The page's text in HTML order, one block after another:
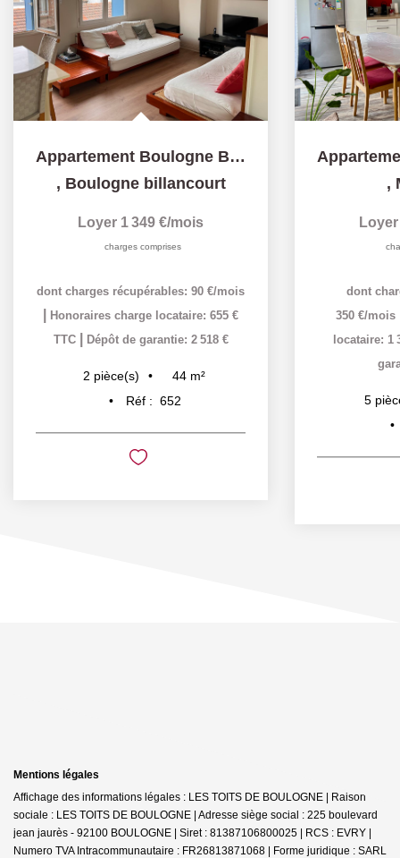
Appartement Boulogne Billancourt 2 pièce(s) 44 m2
, Boulogne billancourt
Loyer 1 349 €/mois
charges comprises
dont charges récupérables: 90 €/mois
Honoraires charge locataire: 655 €
TTC
Dépôt de garantie: 2 518 €
2 pièce(s) 44 m²
Réf : 652
,
dont
350 €/mois
locataire: 1
5
Mentions légales
Affichage des informations légales : LES TOITS DE BOULOGNE | Raison
sociale : LES TOITS DE BOULOGNE | Adresse siège social : 225 boulevard
jean jaurès - 92100 BOULOGNE | Siret : 81387106800025 | RCS : EVRY |
Numero TVA Intracommunautaire : FR26813871068 | Forme juridique : SARL